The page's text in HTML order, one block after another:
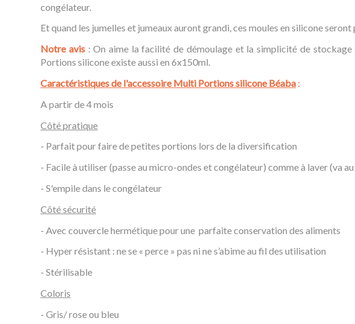
congélateur.
Et quand les jumelles et jumeaux auront grandi, ces moules en silicone
Notre avis : On aime la facilité de démoulage et la simplicité de
Portions silicone existe aussi en 6x150ml.
Caractéristiques de l'accessoire Multi Portions silicone Béaba :
A partir de 4 mois
Côté pratique
- Parfait pour faire de petites portions lors de la diversification
- Facile à utiliser (passe au micro-ondes et congélateur) comme à laver (va
- S'empile dans le congélateur
Côté sécurité
- Avec couvercle hermétique pour une parfaite conservation des aliments
- Hyper résistant : ne se « perce » pas ni ne s’abime au fil des utilisation
- Stérilisable
Coloris
- Gris/ rose ou bleu